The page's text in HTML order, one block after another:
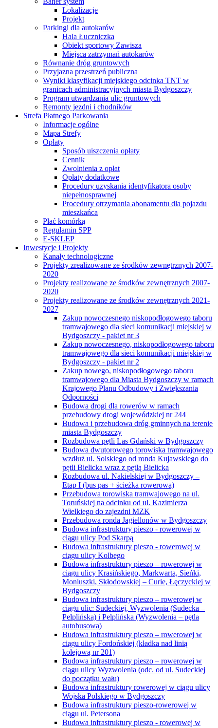
Lokalizacje
Projekt
Parkingi dla autokarów
Hala Łuczniczka
Obiekt sportowy Zawisza
Miejsca zatrzymań autokarów
Równanie dróg gruntowych
Przyjazna przestrzeń publiczna
Wyniki klasyfikacji miejskiego odcinka TNT w
granicach administracyjnych miasta Bydgoszczy
Program utwardzania ulic gruntowych
Remonty jezdni i chodników
Strefa Płatnego Parkowania
Informacje ogólne
Mapa Strefy
Opłaty
Sposób uiszczenia opłaty
Cennik
Zwolnienia z opłat
Opłaty dodatkowe
Procedury uzyskania identyfikatora osoby
niepełnosprawnej
Procedury otrzymania abonamentu dla pojazdu
mieszkańca
Płać komórką
Regulamin SPP
E-SKLEP
Inwestycje i Projekty
Kanały technologiczne
Projekty zrealizowane ze środków zewnętrznych 2007-
2020
Projekty realizowane ze środków zewnętrznych 2007-
2020
Projekty realizowane ze środków zewnętrznych 2021-
2027
Zakup nowoczesnego niskopodłogowego taboru
tramwajowego dla sieci komunikacji miejskiej w
Bydgoszczy - pakiet nr 3
Zakup nowoczesnego, niskopodłogowego taboru
tramwajowego dla sieci komunikacji miejskiej w
Bydgoszczy - pakiet nr 2
Zakup nowego, niskopodłogowego taboru
tramwajowego dla Miasta Bydgoszczy w ramach
Krajowego Planu Odbudowy i Zwiększania
Odporności
Budowa drogi dla rowerów w ramach
przebudowy drogi wojewódzkiej nr 244
Budowa i przebudowa dróg gminnych na terenie
miasta Bydgoszczy
Rozbudowa pętli Las Gdański w Bydgoszczy
Budowa dwutorowego torowiska tramwajowego
wzdłuż ul. Solskiego od ronda Kujawskiego do
pętli Bielicka wraz z pętlą Bielicka
Rozbudowa ul. Nakielskiej w Bydgoszczy –
Etap I (bus pas + ścieżka rowerowa)
Przebudowa torowiska tramwajowego na ul.
Toruńskiej na odcinku od ul. Kazimierza
Wielkiego do zajezdni MZK
Przebudowa ronda Jagiellonów w Bydgoszczy
Budowa infrastruktury pieszo - rowerowej w
ciągu ulicy Pod Skarpą
Budowa infrastruktury pieszo - rowerowej w
ciągu ulicy Kolbego
Budowa infrastruktury pieszo – rowerowej w
ciągu ulicy Krasińskiego, Markwarta, Sieńki,
Moniuszki, Skłodowskiej – Curie, Łęczyckiej w
Bydgoszczy
Budowa infrastruktury pieszo – rowerowej w
ciągu ulic: Sudeckiej, Wyzwolenia (Sudecka –
Pelplińska) i Pelplińska (Wyzwolenia – pętla
autobusowa)
Budowa infrastruktury pieszo – rowerowej w
ciągu ulicy Fordońskiej (kładka nad linią
kolejową nr 201)
Budowa infrastruktury pieszo – rowerowej w
ciągu ulicy Wyzwolenia (odc. od ul. Sudeckiej
do początku wału)
Budowa infrastruktury rowerowej w ciągu ulicy
Wojska Polskiego w Bydgoszczy
Budowa infrastruktury pieszo-rowerowej w
ciągu ul. Petersona
Budowa infrastruktury pieszo - rowerowej w